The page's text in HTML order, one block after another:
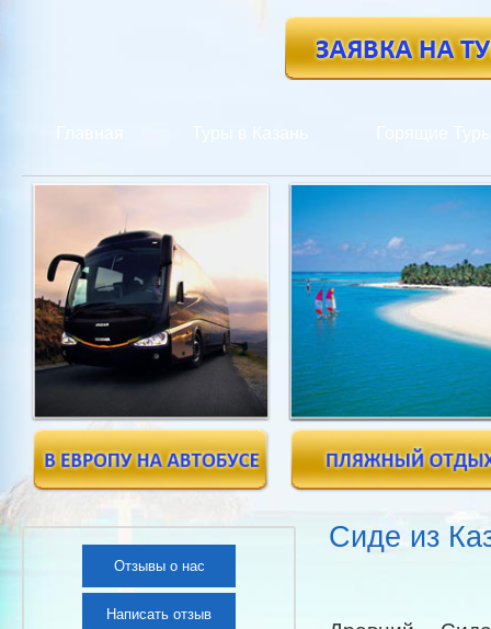
Сиде из
Отзывы о нас
Написать отзыв